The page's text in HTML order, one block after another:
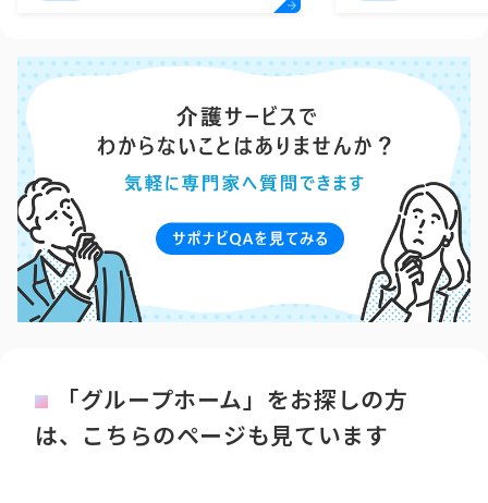
「グループホーム」をお探しの方
は、こちらのページも見ています